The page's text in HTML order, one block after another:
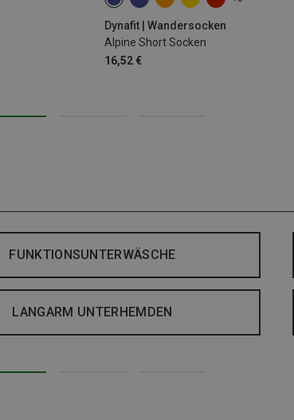
Dynafit | Wandersocken
Alpine Short Socken
16,52 €
35|36|37|38 39|40|41|42
FUNKTIONSUNTERWÄSCHE
LANGARM UNTERHEMDEN